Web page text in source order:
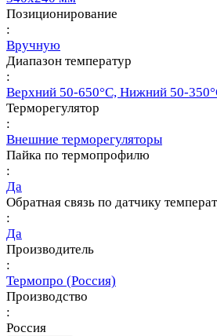
Позиционирование
:
Вручную
Диапазон температур
:
Верхний 50-650°С, Нижний 50-
Терморегулятор
:
Внешние терморегуляторы
Пайка по термопрофилю
:
Да
Обратная связь по датчику
:
Да
Производитель
:
Термопро (Россия)
Производство
:
Россия